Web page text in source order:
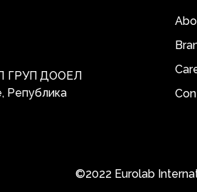
ГРУП ДООЕЛ
Република
©2022 Eurolab